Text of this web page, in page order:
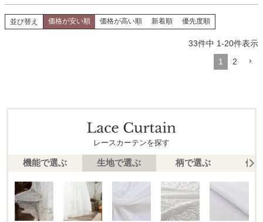
並び替え 価格が安い順 価格が高い順 新着順 優先度順
33件中 1-20件表示
1
2
レースカーテンを探す
機能で選ぶ 生地で選ぶ 柄で選ぶ 価